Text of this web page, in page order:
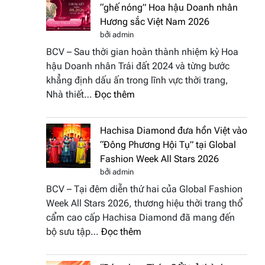
“ghế nóng” Hoa hậu Doanh nhân
Hương sắc Việt Nam 2026
bởi admin
BCV – Sau thời gian hoàn thành nhiệm kỳ Hoa
hậu Doanh nhân Trái đất 2024 và từng bước
khẳng định dấu ấn trong lĩnh vực thời trang,
Nhà thiết… Đọc thêm
Thị
Hương
tái
“ghế
nóng”
Hoa
hậu
Hachisa Diamond đưa hồn Việt vào
“Đông Phương Hội Tụ” tại Global
Fashion Week All Stars 2026
bởi admin
BCV – Tại đêm diễn thứ hai của Global Fashion
Week All Stars 2026, thương hiệu thời trang thổ
cẩm cao cấp Hachisa Diamond đã mang đến
bộ sưu tập… Đọc thêm